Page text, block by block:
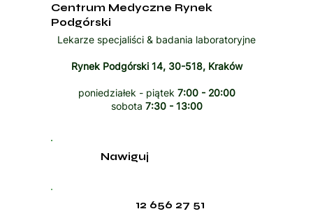
Centrum Medyczne Rynek
Podgórski
Lekarze specjaliści & badania laboratoryjne
Rynek Podgórski 14, 30-518, Kraków
poniedziałek - piątek 7:00 - 20:00
sobota 7:30 - 13:00
12 656 27 51
Nawiguj